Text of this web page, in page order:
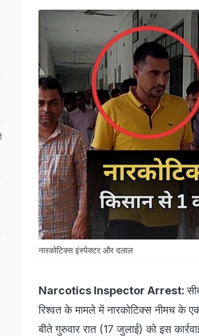
नारकोटिक्स इंस्पेक्टर और दलाल
Narcotics Inspector Arrest:
रिश्वत के मामले में नारकोटिक्स नीमच के
बीते गुरुवार रात (17 जुलाई) को इस